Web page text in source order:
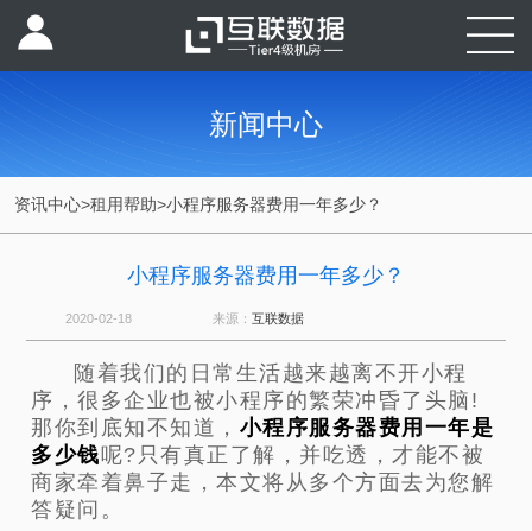
新闻中心
资讯中心>租用帮助>小程序服务器费用一年多少？
小程序服务器费用一年多少？
2020-02-18 来源： 互联数据
随着我们的日常生活越来越离不开小程
序，很多企业也被小程序的繁荣冲昏了头脑!
那你到底知不知道， 小程序服务器费用一年是
多少钱呢?只有真正了解，并吃透，才能不被
商家牵着鼻子走，本文将从多个方面去为您解
答疑问。